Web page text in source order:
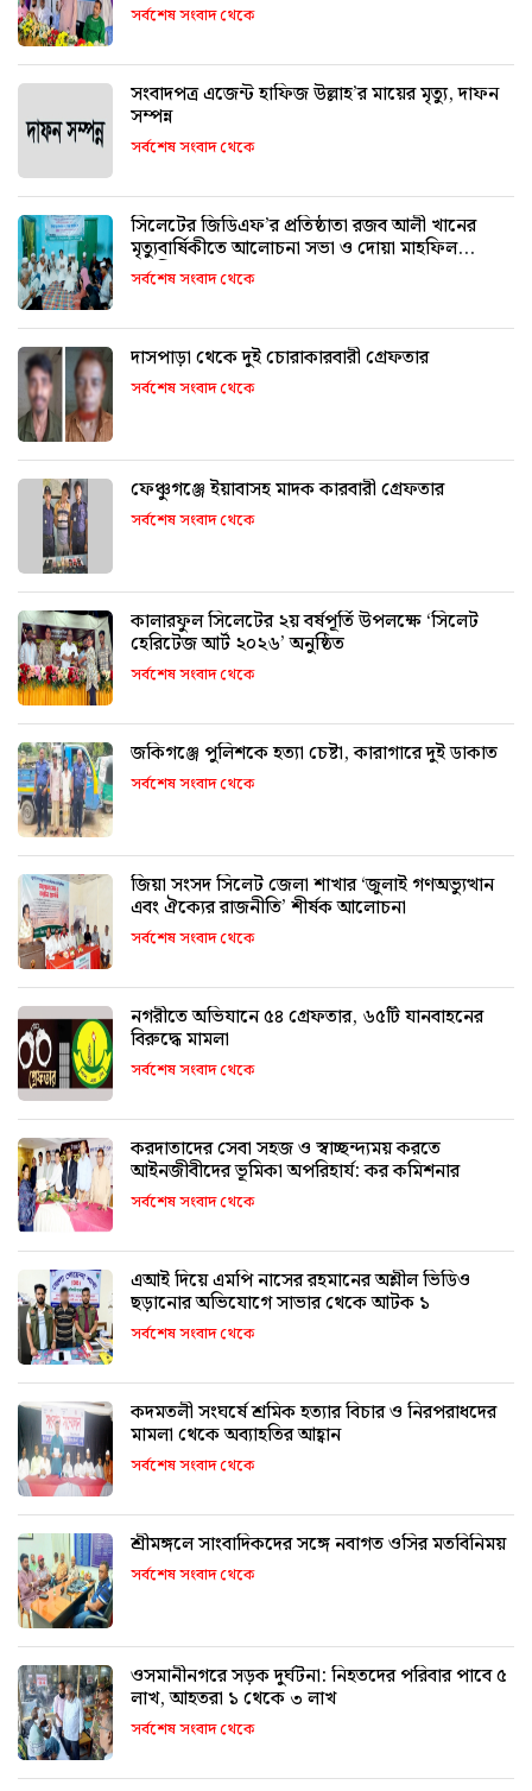
সর্বশেষ সংবাদ থেকে
সংবাদপত্র এজেন্ট হাফিজ উল্লাহ’র মায়ের মৃত্যু, দাফন
সম্পন্ন
সর্বশেষ সংবাদ থেকে
সিলেটের জিডিএফ’র প্রতিষ্ঠাতা রজব আলী খানের
মৃত্যুবার্ষিকীতে আলোচনা সভা ও দোয়া মাহফিল
অনুষ্ঠিত
সর্বশেষ সংবাদ থেকে
দাসপাড়া থেকে দুই চোরাকারবারী গ্রেফতার
সর্বশেষ সংবাদ থেকে
ফেঞ্চুগঞ্জে ইয়াবাসহ মাদক কারবারী গ্রেফতার
সর্বশেষ সংবাদ থেকে
কালারফুল সিলেটের ২য় বর্ষপূর্তি উপলক্ষে ‘সিলেট
হেরিটেজ আর্ট ২০২৬’ অনুষ্ঠিত
সর্বশেষ সংবাদ থেকে
জকিগঞ্জে পুলিশকে হত্যা চেষ্টা, কারাগারে দুই ডাকাত
সর্বশেষ সংবাদ থেকে
জিয়া সংসদ সিলেট জেলা শাখার ‘জুলাই গণঅভ্যুত্থান
এবং ঐক্যের রাজনীতি’ শীর্ষক আলোচনা
সর্বশেষ সংবাদ থেকে
নগরীতে অভিযানে ৫৪ গ্রেফতার, ৬৫টি যানবাহনের
বিরুদ্ধে মামলা
সর্বশেষ সংবাদ থেকে
করদাতাদের সেবা সহজ ও স্বাচ্ছন্দ্যময় করতে
আইনজীবীদের ভূমিকা অপরিহার্য: কর কমিশনার
সর্বশেষ সংবাদ থেকে
এআই দিয়ে এমপি নাসের রহমানের অশ্লীল ভিডিও
ছড়ানোর অভিযোগে সাভার থেকে আটক ১
সর্বশেষ সংবাদ থেকে
কদমতলী সংঘর্ষে শ্রমিক হত্যার বিচার ও নিরপরাধদের
মামলা থেকে অব্যাহতির আহ্বান
সর্বশেষ সংবাদ থেকে
শ্রীমঙ্গলে সাংবাদিকদের সঙ্গে নবাগত ওসির মতবিনিময়
সর্বশেষ সংবাদ থেকে
ওসমানীনগরে সড়ক দুর্ঘটনা: নিহতদের পরিবার পাবে ৫
লাখ, আহতরা ১ থেকে ৩ লাখ
সর্বশেষ সংবাদ থেকে